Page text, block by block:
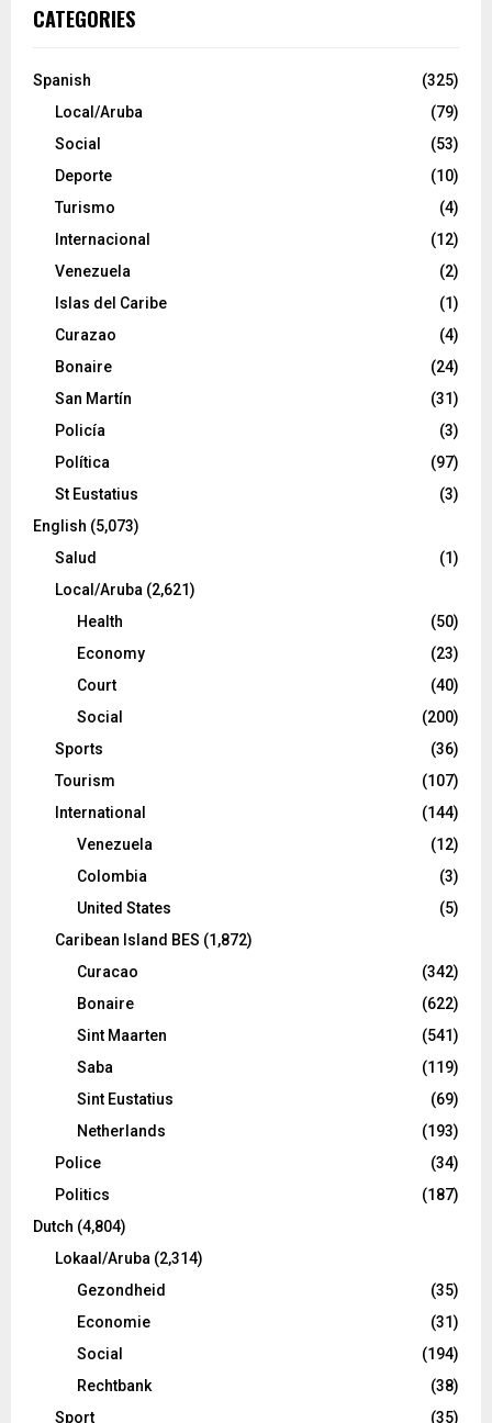
CATEGORIES
Spanish
(325)
Local/Aruba
(79)
Social
(53)
Deporte
(10)
Turismo
(4)
Internacional
(12)
Venezuela
(2)
Islas del Caribe
(1)
Curazao
(4)
Bonaire
(24)
San Martín
(31)
Policía
(3)
Política
(97)
St Eustatius
(3)
English (5,073)
Salud
(1)
Local/Aruba (2,621)
Health
(50)
Economy
(23)
Court
(40)
Social
(200)
Sports
(36)
Tourism
(107)
International
(144)
Venezuela
(12)
Colombia
(3)
United States
(5)
Caribean Island BES (1,872)
Curacao
(342)
Bonaire
(622)
Sint Maarten
(541)
Saba
(119)
Sint Eustatius
(69)
Netherlands
(193)
Police
(34)
Politics
(187)
Dutch (4,804)
Lokaal/Aruba (2,314)
Gezondheid
(35)
Economie
(31)
Social
(194)
Rechtbank
(38)
Sport
(35)